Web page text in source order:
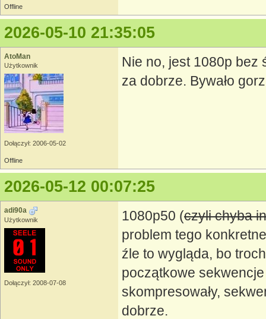
Offline
2026-05-10 21:35:05
AtoMan
Użytkownik
Dołączył: 2006-05-02
Nie no, jest 1080p bez
za dobrze. Bywało
Offline
2026-05-12 00:07:25
adi90a
Użytkownik
Dołączył: 2008-07-08
1080p50 (czyli chyba
problem tego
źle to wygląda, bo
początkowe
skompresowały,
dobrze.